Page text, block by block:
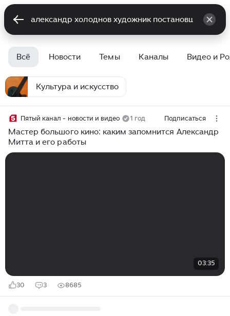
Всё Новости Темы Каналы Видео и
Культура и искусство
Пятый канал - новости и видео 1 год Подписаться
Мастер большого кино: каким запомнится Александр
Митта и его работы
03:35
30 3 8685